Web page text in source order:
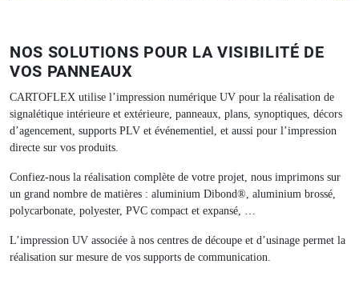
NOS SOLUTIONS POUR LA VISIBILITÉ DE
VOS PANNEAUX
CARTOFLEX utilise l’impression numérique UV pour la réalisation de
signalétique intérieure et extérieure, panneaux, plans, synoptiques, décors
d’agencement, supports PLV et événementiel, et aussi pour l’impression
directe sur vos produits.
Confiez-nous la réalisation complète de votre projet, nous imprimons sur
un grand nombre de matières : aluminium Dibond®, aluminium brossé,
polycarbonate, polyester, PVC compact et expansé, …
L’impression UV associée à nos centres de découpe et d’usinage permet la
réalisation sur mesure de vos supports de communication.